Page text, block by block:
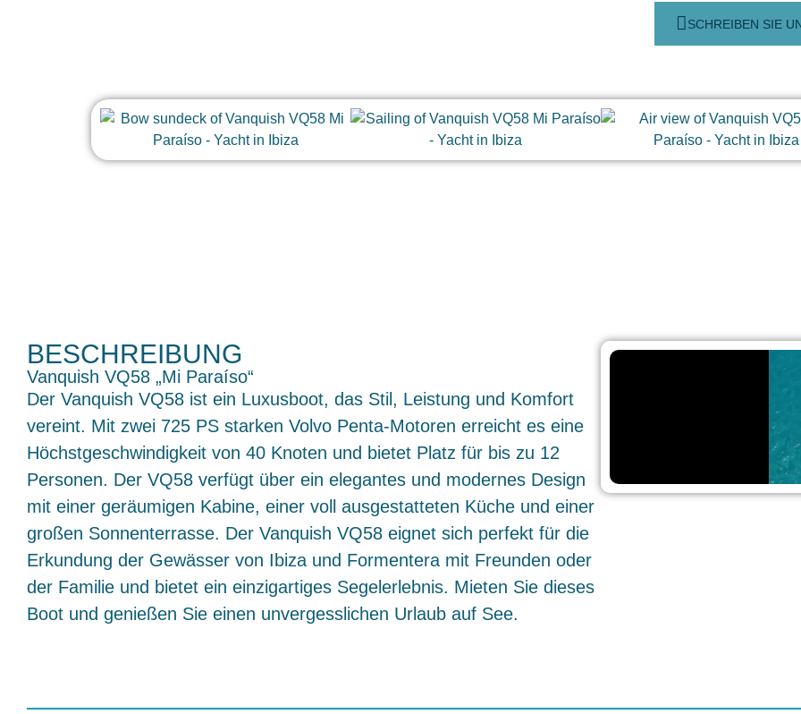
SCHREIBEN SIE
BESCHREIBUNG
Vanquish VQ58 „Mi Paraíso“
Der Vanquish VQ58 ist ein Luxusboot, das Stil, Leistung und Komfort
vereint. Mit zwei 725 PS starken Volvo Penta-Motoren erreicht es eine
Höchstgeschwindigkeit von 40 Knoten und bietet Platz für bis zu 12
Personen. Der VQ58 verfügt über ein elegantes und modernes Design
mit einer geräumigen Kabine, einer voll ausgestatteten Küche und einer
großen Sonnenterrasse. Der Vanquish VQ58 eignet sich perfekt für die
Erkundung der Gewässer von Ibiza und Formentera mit Freunden oder
der Familie und bietet ein einzigartiges Segelerlebnis. Mieten Sie dieses
Boot und genießen Sie einen unvergesslichen Urlaub auf See.